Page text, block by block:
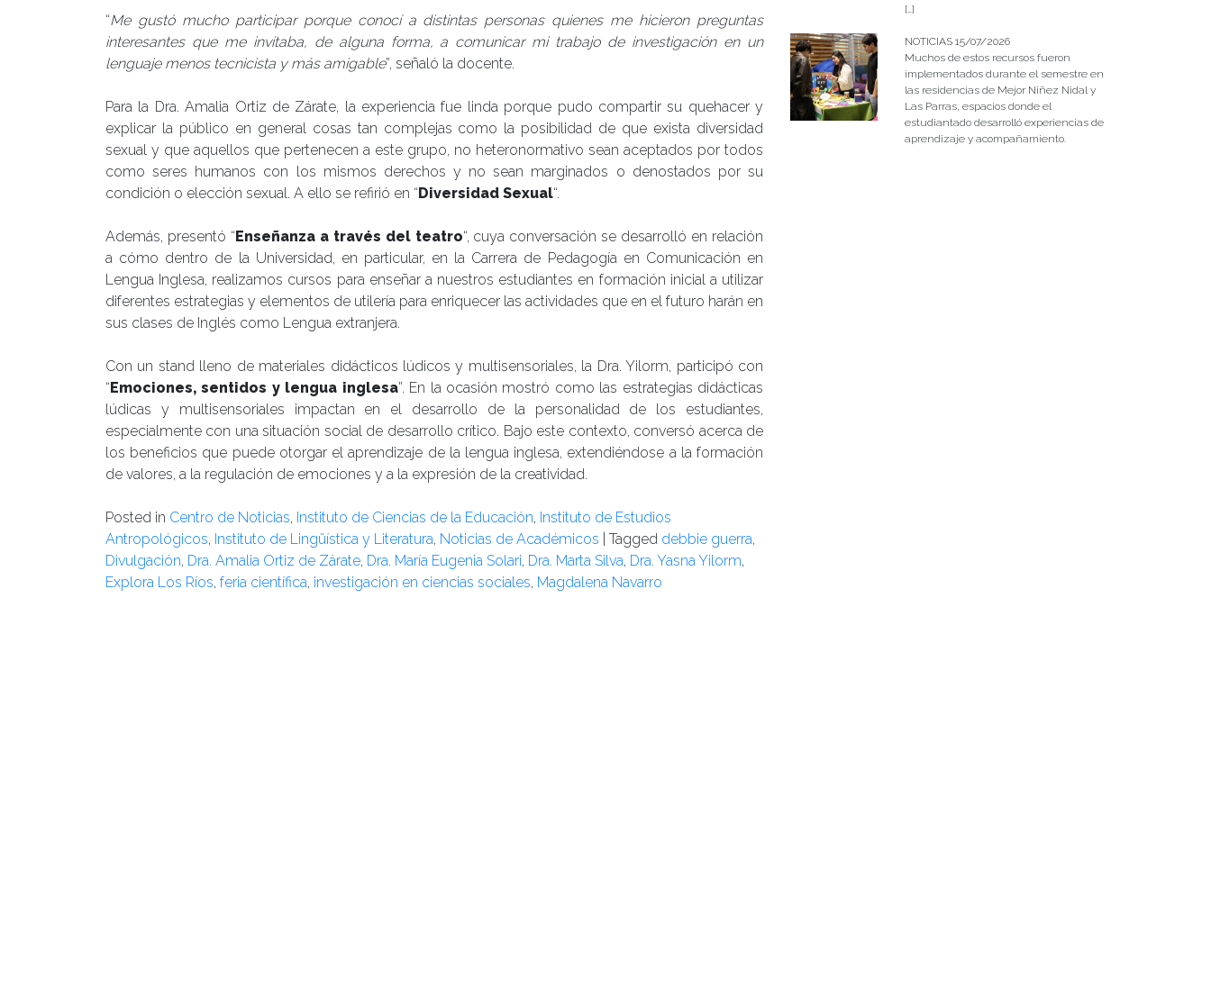
“Me gustó mucho participar porque conocí a distintas personas quienes me hicieron preguntas
interesantes que me invitaba, de alguna forma, a comunicar mi trabajo de investigación en un
lenguaje menos tecnicista y más amigable”, señaló la docente.
Para la Dra. Amalia Ortiz de Zárate, la experiencia fue linda porque pudo compartir su quehacer y
explicar la público en general cosas tan complejas como la posibilidad de que exista diversidad
sexual y que aquellos que pertenecen a este grupo, no heteronormativo sean aceptados por todos
como seres humanos con los mismos derechos y no sean marginados o denostados por su
condición o elección sexual. A ello se refirió en “Diversidad Sexual“.
Además, presentó “Enseñanza a través del teatro“, cuya conversación se desarrolló en relación
a cómo dentro de la Universidad, en particular, en la Carrera de Pedagogía en Comunicación en
Lengua Inglesa, realizamos cursos para enseñar a nuestros estudiantes en formación inicial a utilizar
diferentes estrategias y elementos de utilería para enriquecer las actividades que en el futuro harán en
sus clases de Inglés como Lengua extranjera.
Con un stand lleno de materiales didácticos lúdicos y multisensoriales, la Dra. Yilorm, participó con
“Emociones, sentidos y lengua inglesa”. En la ocasión mostró como las estrategias didácticas
lúdicas y multisensoriales impactan en el desarrollo de la personalidad de los estudiantes,
especialmente con una situación social de desarrollo crítico. Bajo este contexto, conversó acerca de
los beneficios que puede otorgar el aprendizaje de la lengua inglesa, extendiéndose a la formación
de valores, a la regulación de emociones y a la expresión de la creatividad.
Posted in Centro de Noticias, Instituto de Ciencias de la Educación, Instituto de Estudios
Antropológicos, Instituto de Lingüística y Literatura, Noticias de Académicos Tagged debbie guerra,
Divulgación, Dra. Amalia Ortiz de Zárate, Dra. María Eugenia Solari, Dra. Marta Silva, Dra. Yasna Yilorm,
Explora Los Ríos, feria científica, investigación en ciencias sociales, Magdalena Navarro
[…]
NOTICIAS 15/07/2026
Muchos de estos recursos fueron
implementados durante el semestre en
las residencias de Mejor Niñez Nidal y
Las Parras, espacios donde el
estudiantado desarrolló experiencias de
aprendizaje y acompañamiento.